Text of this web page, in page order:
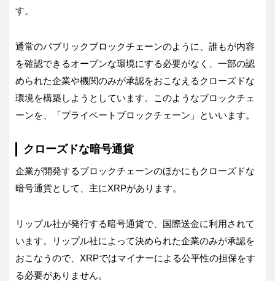
す。
通常のパブリックブロックチェーンのように、誰もが内容
を確認できるオープンな環境にする必要がなく、一部の認
められた企業や機関のみが承認をおこなえるクローズドな
環境を構築しようとしています。このようなブロックチェ
ーンを、「プライベートブロックチェーン」といいます。
クローズドな暗号通貨
企業が開発するブロックチェーンのほかにもクローズドな
暗号通貨として、主にXRPがあります。
リップル社が発行する暗号通貨で、国際送金に利用されて
います。リップル社によって決められた企業のみが承認を
おこなうので、XRPではマイナーによる公平性の担保をす
る必要がありません。